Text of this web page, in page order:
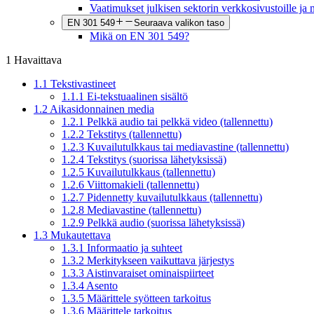
Vaatimukset julkisen sektorin verkkosivustoille ja
EN 301 549 Seuraava valikon taso
Mikä on EN 301 549?
1 Havaittava
1.1 Tekstivastineet
1.1.1 Ei-tekstuaalinen sisältö
1.2 Aikasidonnainen media
1.2.1 Pelkkä audio tai pelkkä video (tallennettu)
1.2.2 Tekstitys (tallennettu)
1.2.3 Kuvailutulkkaus tai mediavastine (tallennettu)
1.2.4 Tekstitys (suorissa lähetyksissä)
1.2.5 Kuvailutulkkaus (tallennettu)
1.2.6 Viittomakieli (tallennettu)
1.2.7 Pidennetty kuvailutulkkaus (tallennettu)
1.2.8 Mediavastine (tallennettu)
1.2.9 Pelkkä audio (suorissa lähetyksissä)
1.3 Mukautettava
1.3.1 Informaatio ja suhteet
1.3.2 Merkitykseen vaikuttava järjestys
1.3.3 Aistinvaraiset ominaispiirteet
1.3.4 Asento
1.3.5 Määrittele syötteen tarkoitus
1.3.6 Määrittele tarkoitus